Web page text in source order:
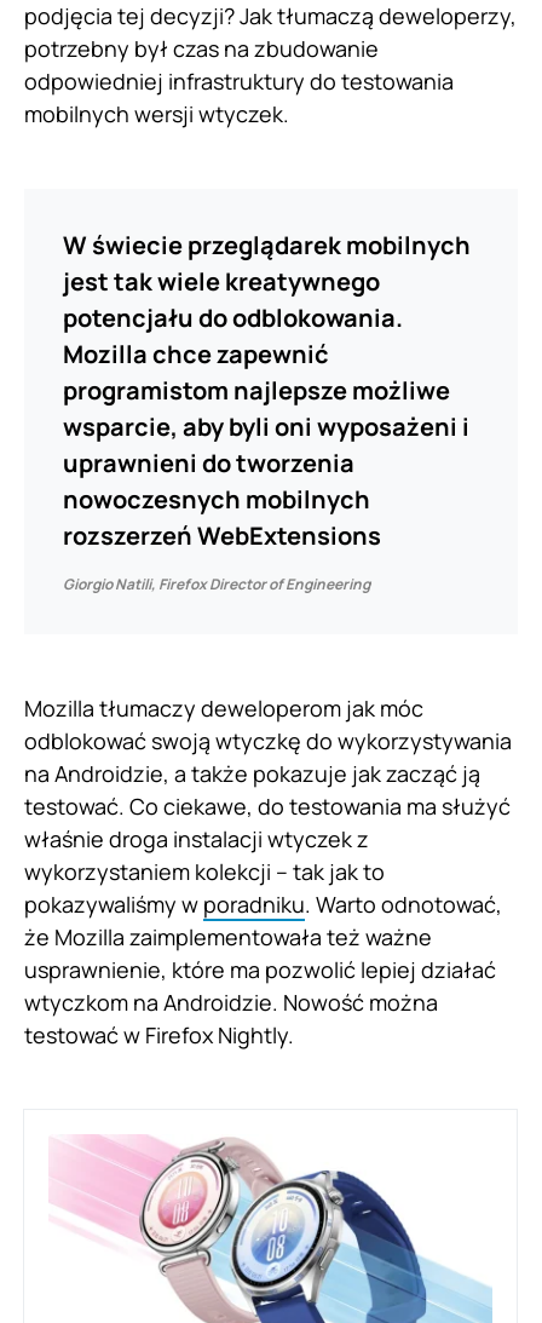
podjęcia tej decyzji? Jak tłumaczą deweloperzy,
potrzebny był czas na zbudowanie
odpowiedniej infrastruktury do testowania
mobilnych wersji wtyczek.
W świecie przeglądarek mobilnych
jest tak wiele kreatywnego
potencjału do odblokowania.
Mozilla chce zapewnić
programistom najlepsze możliwe
wsparcie, aby byli oni wyposażeni i
uprawnieni do tworzenia
nowoczesnych mobilnych
rozszerzeń WebExtensions
Giorgio Natili, Firefox Director of Engineering
Mozilla tłumaczy deweloperom jak móc
odblokować swoją wtyczkę do wykorzystywania
na Androidzie, a także pokazuje jak zacząć ją
testować. Co ciekawe, do testowania ma służyć
właśnie droga instalacji wtyczek z
wykorzystaniem kolekcji – tak jak to
pokazywaliśmy w poradniku. Warto odnotować,
że Mozilla zaimplementowała też ważne
usprawnienie, które ma pozwolić lepiej działać
wtyczkom na Androidzie. Nowość można
testować w Firefox Nightly.